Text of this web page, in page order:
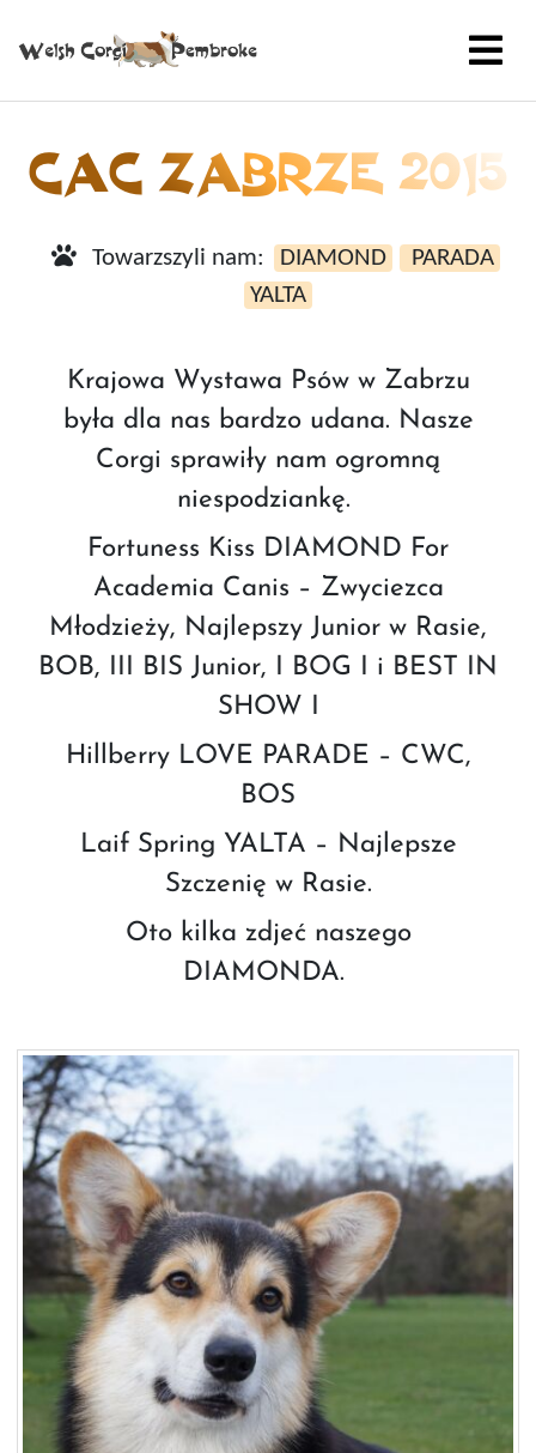
CAC ZABRZE 2015
Towarzszyli nam: DIAMOND
PARADA
YALTA
Krajowa Wystawa Psów w Zabrzu
była dla nas bardzo udana. Nasze
Corgi sprawiły nam ogromną
niespodziankę.
Fortuness Kiss DIAMOND For
Academia Canis – Zwyciezca
Młodzieży, Najlepszy Junior w Rasie,
BOB, III BIS Junior, I BOG I i BEST IN
SHOW I
Hillberry LOVE PARADE – CWC,
BOS
Laif Spring YALTA – Najlepsze
Szczenię w Rasie.
Oto kilka zdjeć naszego
DIAMONDA.